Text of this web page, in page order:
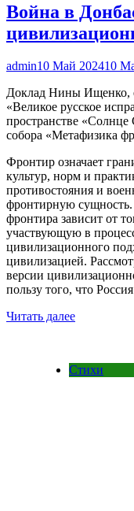
Война в
admin10 Май 202410
Доклад Нины Ищенко,
«Великое русское
пространстве «Солнце
собора «Метафизика
Фронтир означает
культур, норм и
противостояния и
фронтирную
фронтира зависит от
участвующую в
цивилизационного
цивилизацией.
версии
пользу того, что
Читать далее
Стихи